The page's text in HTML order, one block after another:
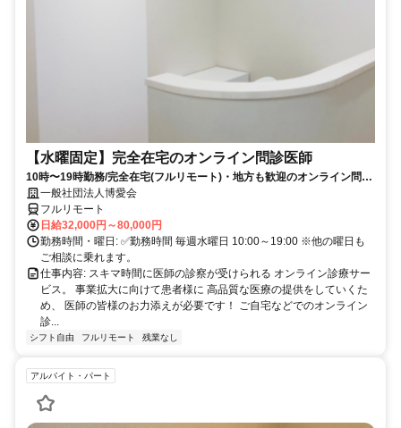
【水曜固定】完全在宅のオンライン問診医師
10時〜19時勤務/完全在宅(フルリモート)・地方も歓迎のオンライン問診
業務一般社団法人博愛会
フルリモート
日給32,000円～80,000円
勤務時間・曜日: ✅勤務時間 毎週水曜日 10:00～19:00 ※他の曜日も
ご相談に乗れます。
仕事内容: スキマ時間に医師の診察が受けられる オンライン診療サー
ビス。 事業拡大に向けて患者様に 高品質な医療の提供をしていくた
め、 医師の皆様のお力添えが必要です！ ご自宅などでのオンライン
診...
シフト自由 フルリモート 残業なし
アルバイト・パート